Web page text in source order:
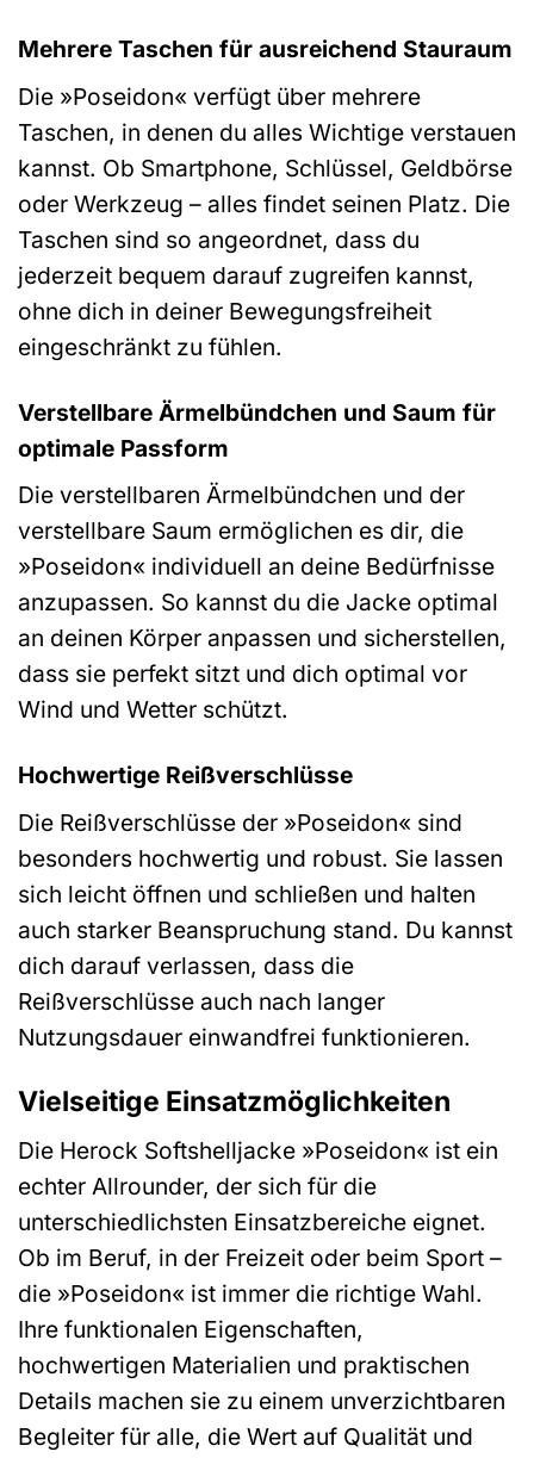
Mehrere Taschen für ausreichend Stauraum
Die »Poseidon« verfügt über mehrere
Taschen, in denen du alles Wichtige verstauen
kannst. Ob Smartphone, Schlüssel, Geldbörse
oder Werkzeug – alles findet seinen Platz. Die
Taschen sind so angeordnet, dass du
jederzeit bequem darauf zugreifen kannst,
ohne dich in deiner Bewegungsfreiheit
eingeschränkt zu fühlen.
Verstellbare Ärmelbündchen und Saum für
optimale Passform
Die verstellbaren Ärmelbündchen und der
verstellbare Saum ermöglichen es dir, die
»Poseidon« individuell an deine Bedürfnisse
anzupassen. So kannst du die Jacke optimal
an deinen Körper anpassen und sicherstellen,
dass sie perfekt sitzt und dich optimal vor
Wind und Wetter schützt.
Hochwertige Reißverschlüsse
Die Reißverschlüsse der »Poseidon« sind
besonders hochwertig und robust. Sie lassen
sich leicht öffnen und schließen und halten
auch starker Beanspruchung stand. Du kannst
dich darauf verlassen, dass die
Reißverschlüsse auch nach langer
Nutzungsdauer einwandfrei funktionieren.
Vielseitige Einsatzmöglichkeiten
Die Herock Softshelljacke »Poseidon« ist ein
echter Allrounder, der sich für die
unterschiedlichsten Einsatzbereiche eignet.
Ob im Beruf, in der Freizeit oder beim Sport –
die »Poseidon« ist immer die richtige Wahl.
Ihre funktionalen Eigenschaften,
hochwertigen Materialien und praktischen
Details machen sie zu einem unverzichtbaren
Begleiter für alle, die Wert auf Qualität und